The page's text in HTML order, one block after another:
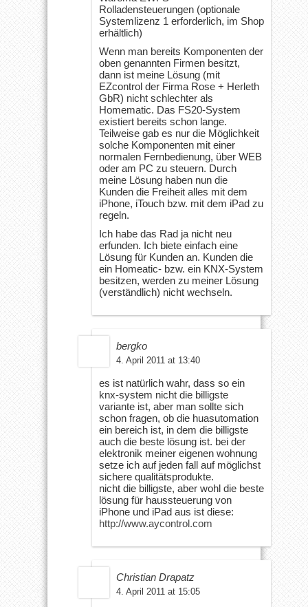
Rolladensteuerungen (optionale
Systemlizenz 1 erforderlich, im Shop
erhältlich)
Wenn man bereits Komponenten der
oben genannten Firmen besitzt,
dann ist meine Lösung (mit
EZcontrol der Firma Rose + Herleth
GbR) nicht schlechter als
Homematic. Das FS20-System
existiert bereits schon lange.
Teilweise gab es nur die Möglichkeit
solche Komponenten mit einer
normalen Fernbedienung, über WEB
oder am PC zu steuern. Durch
meine Lösung haben nun die
Kunden die Freiheit alles mit dem
iPhone, iTouch bzw. mit dem iPad zu
regeln.
Ich habe das Rad ja nicht neu
erfunden. Ich biete einfach eine
Lösung für Kunden an. Kunden die
ein Homeatic- bzw. ein KNX-System
besitzen, werden zu meiner Lösung
(verständlich) nicht wechseln.
bergko
4. April 2011 at 13:40
es ist natürlich wahr, dass so ein
knx-system nicht die billigste
variante ist, aber man sollte sich
schon fragen, ob die huasutomation
ein bereich ist, in dem die billigste
auch die beste lösung ist. bei der
elektronik meiner eigenen wohnung
setze ich auf jeden fall auf möglichst
sichere qualitätsprodukte.
nicht die billigste, aber wohl die beste
lösung für haussteuerung von
iPhone und iPad aus ist diese:
http://www.aycontrol.com
Christian Drapatz
4. April 2011 at 15:05